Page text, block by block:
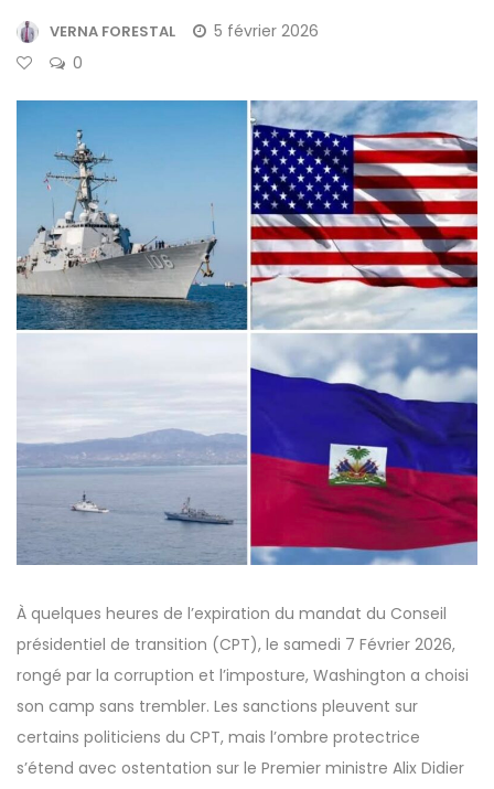
VERNA FORESTAL
5 février 2026
0
À quelques heures de l’expiration du mandat du Conseil
présidentiel de transition (CPT), le samedi 7 Février 2026,
rongé par la corruption et l’imposture, Washington a choisi
son camp sans trembler. Les sanctions pleuvent sur
certains politiciens du CPT, mais l’ombre protectrice
s’étend avec ostentation sur le Premier ministre Alix Didier